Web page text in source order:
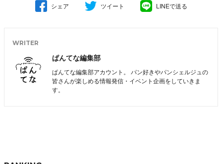
シェア ツイート LINEで送る
WRITER
ぱんてな編集部
ぱんてな編集部アカウント。 パン好きやパンシェルジュの
皆さんが楽しめる情報発信・イベント企画をしていきま
す。